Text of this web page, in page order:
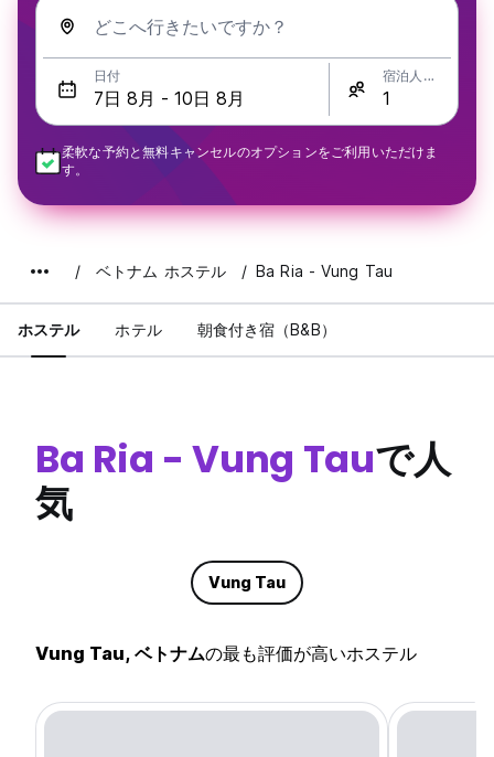
どこへ行きたいですか？
日付 宿泊人数
柔軟な予約と無料キャンセルのオプションをご利用いただけま
す。
ベトナム ホステル Ba Ria - Vung Tau
ホステル ホテル 朝食付き宿（B&B）
Ba Ria - Vung Tauで人
気
Vung Tau
Vung Tau, ベトナムの最も評価が高いホステル